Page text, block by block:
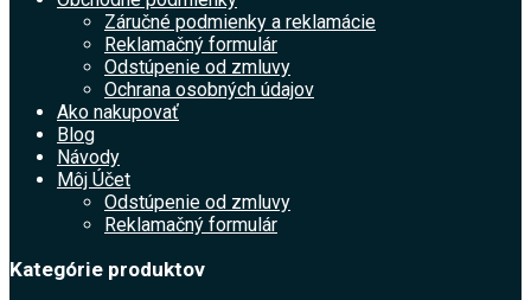
Záručné podmienky a reklamácie
Reklamačný formulár
Odstúpenie od zmluvy
Ochrana osobných údajov
Ako nakupovať
Blog
Návody
Môj Účet
Odstúpenie od zmluvy
Reklamačný formulár
Kategórie produktov